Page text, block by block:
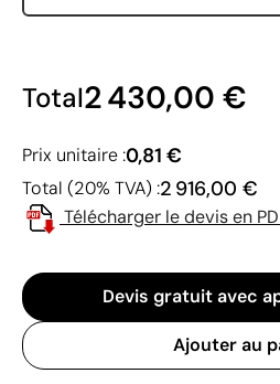
Total2 430,00 €
Prix unitaire :0,81 €
Total (20% TVA) :2 916,00 €
Télécharger le devis en
Devis gratuit avec
Ajouter au